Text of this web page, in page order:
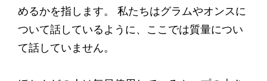
めるかを指します。 私たちはグラムやオンスに
ついて話しているように、ここでは質量につい
て話していません。